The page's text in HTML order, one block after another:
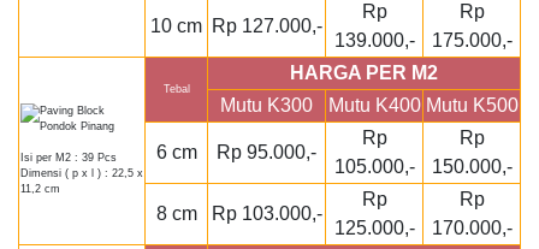
10 cm Rp 127.000,-
Rp
139.000,-
Rp
175.000,-
Isi per M2 : 39 Pcs
Dimensi ( p x l ) : 22,5 x
11,2 cm
Tebal
HARGA PER M2
Mutu K300
Mutu K400 Mutu K500
6 cm Rp 95.000,-
Rp
105.000,-
Rp
150.000,-
8 cm Rp 103.000,-
Rp
125.000,-
Rp
170.000,-